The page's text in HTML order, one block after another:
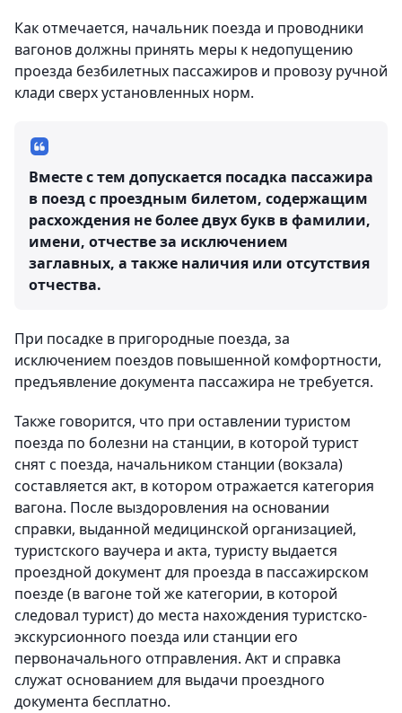
Как отмечается, начальник поезда и проводники
вагонов должны принять меры к недопущению
проезда безбилетных пассажиров и провозу ручной
клади сверх установленных норм.
Вместе с тем допускается посадка пассажира
в поезд с проездным билетом, содержащим
расхождения не более двух букв в фамилии,
имени, отчестве за исключением
заглавных, а также наличия или отсутствия
отчества.
При посадке в пригородные поезда, за
исключением поездов повышенной комфортности,
предъявление документа пассажира не требуется.
Также говорится, что при оставлении туристом
поезда по болезни на станции, в которой турист
снят с поезда, начальником станции (вокзала)
составляется акт, в котором отражается категория
вагона. После выздоровления на основании
справки, выданной медицинской организацией,
туристского ваучера и акта, туристу выдается
проездной документ для проезда в пассажирском
поезде (в вагоне той же категории, в которой
следовал турист) до места нахождения туристско-
экскурсионного поезда или станции его
первоначального отправления. Акт и справка
служат основанием для выдачи проездного
документа бесплатно.